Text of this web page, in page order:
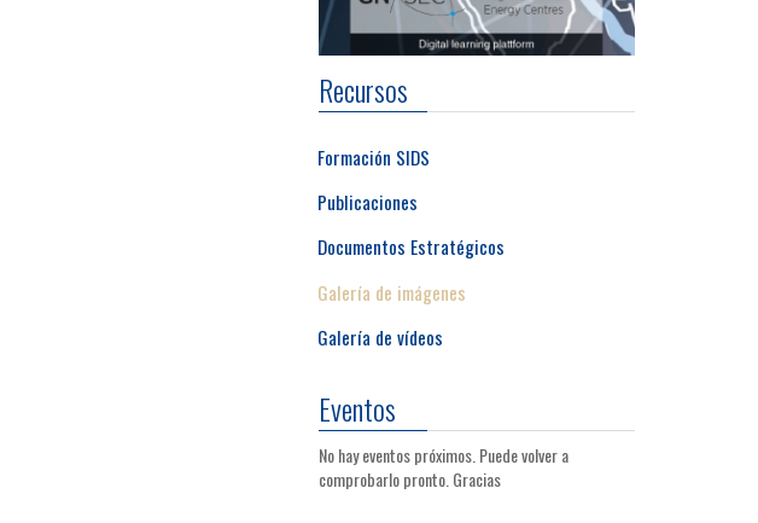
Recursos
Formación SIDS
Publicaciones
Documentos Estratégicos
Galería de imágenes
Galería de vídeos
Eventos
No hay eventos próximos. Puede volver a
comprobarlo pronto. Gracias